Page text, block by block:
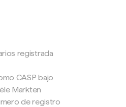
registrada
CASP bajo
Markten
de registro